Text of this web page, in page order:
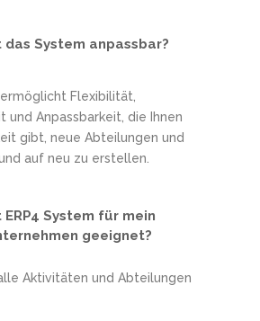
das System anpassbar?
Flexibilität,
und Anpassbarkeit, die Ihnen
gibt, neue Abteilungen und
auf neu zu erstellen.
ERP4 System für mein
geeignet?
Aktivitäten und Abteilungen